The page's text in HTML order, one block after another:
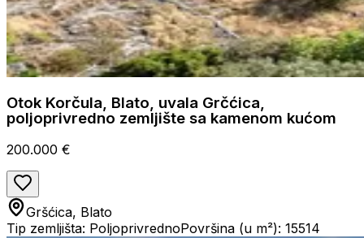
Otok Korčula, Blato, uvala Grčćica,
poljoprivredno zemljište sa kamenom kućom
200.000 €
Gršćica, Blato
Tip zemljišta: PoljoprivrednoPovršina (u m²): 15514